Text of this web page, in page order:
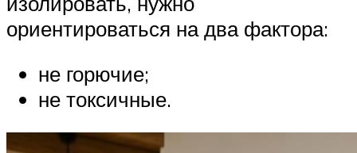
ориентироваться на два фактора:
не горючие;
не токсичные.